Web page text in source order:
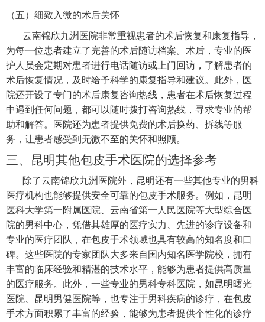
（五）细致入微的术后关怀
云南锦欣九洲医院非常重视患者的术后恢复和康复指导，
为每一位患者建立了完善的术后随访档案。术后，专业的医
护人员会定期对患者进行电话随访或上门回访，了解患者的
术后恢复情况，及时给予科学的康复指导和建议。此外，医
院还开设了专门的术后康复咨询热线，患者在术后恢复过程
中遇到任何问题，都可以随时拨打咨询热线，寻求专业的帮
助和解答。医院还为患者提供免费的术后换药、拆线等服
务，让患者感受到无微不至的关怀和照顾。
三、昆明其他包皮手术医院的选择参考
除了云南锦欣九洲医院外，昆明还有一些其他专业的男科
医疗机构也能够提供安全可靠的包皮手术服务。例如，昆明
医科大学第一附属医院、云南省第一人民医院等大型综合医
院的男科中心，凭借其雄厚的医疗实力、先进的诊疗设备和
专业的医疗团队，在包皮手术领域也具有较高的知名度和口
碑。这些医院的专家团队大多来自国内知名医学院校，拥有
丰富的临床经验和精湛的技术水平，能够为患者提供高质量
的医疗服务。此外，一些专业的男科专科医院，如昆明曙光
医院、昆明男健医院等，也专注于男科疾病的诊疗，在包皮
手术方面积累了丰富的经验，能够为患者提供个性化的诊疗